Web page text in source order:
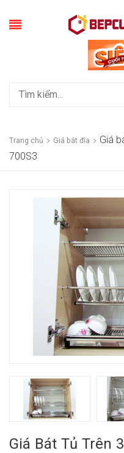
Trang chủ Giá bát đĩa
Giá
700S3
Giá Bát Tủ Trên